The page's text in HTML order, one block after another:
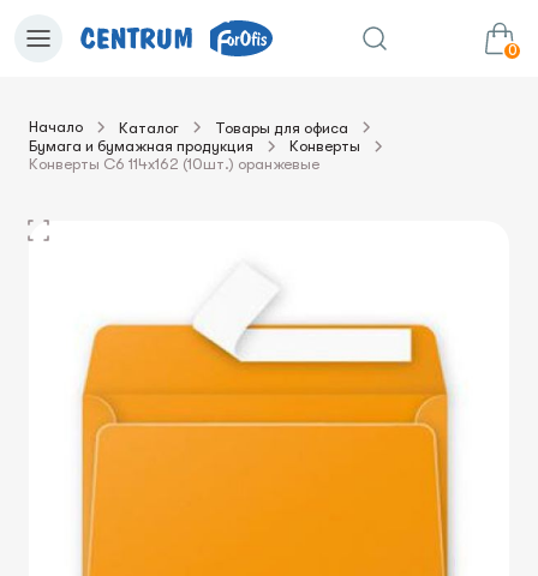
0
в корзину Сумма:
Начало Каталог
Товары для офиса
Бумага и бумажная продукция
Конверты
Конверты C6 114x162 (10шт.) оранжевые